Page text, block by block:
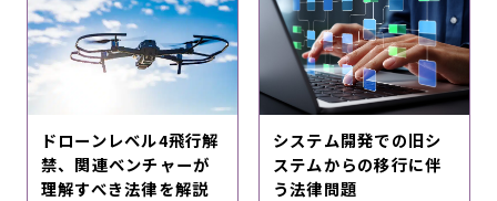
ドローンレベル4飛行解
禁、関連ベンチャーが
理解すべき法律を解説
システム開発での旧シ
ステムからの移行に伴
う法律問題